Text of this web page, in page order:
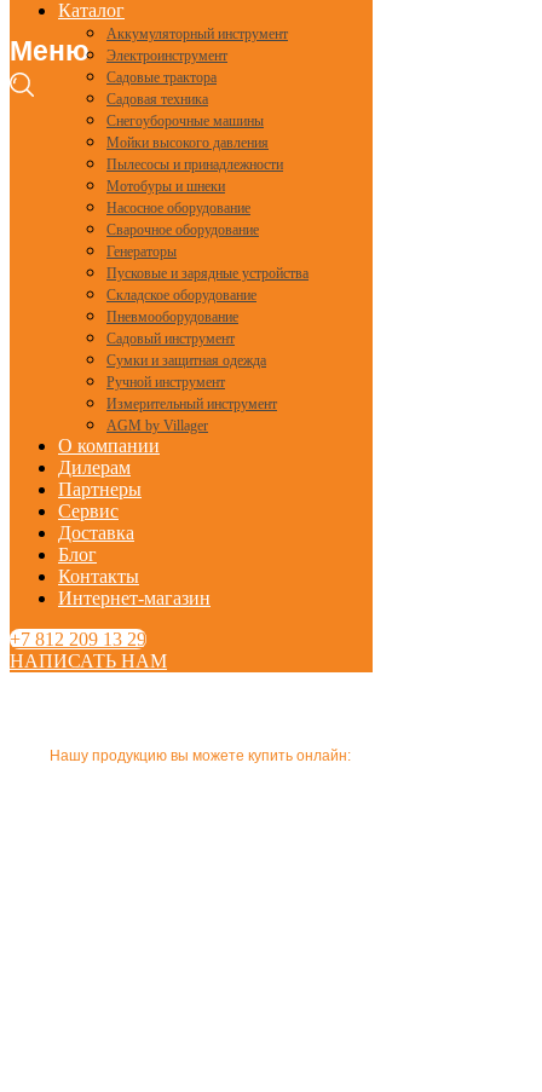
Меню
Каталог
Аккумуляторный инструмент
Электроинструмент
Садовые трактора
Садовая техника
Снегоуборочные машины
Мойки высокого давления
Пылесосы и принадлежности
Мотобуры и шнеки
Насосное оборудование
Сварочное оборудование
Генераторы
Пусковые и зарядные устройства
Складское оборудование
Пневмооборудование
Садовый инструмент
Сумки и защитная одежда
Ручной инструмент
Измерительный инструмент
AGM by Villager
О компании
Дилерам
Партнеры
Сервис
Доставка
Блог
Контакты
Интернет-магазин
+7 812 209 13 29
НАПИСАТЬ НАМ
Нашу продукцию вы можете купить онлайн: